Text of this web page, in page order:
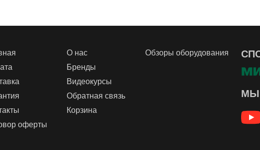
оферты
О нас
Бренды
Видеокурсы
Обратная связь
Корзина
Обзоры оборудования
МЫ